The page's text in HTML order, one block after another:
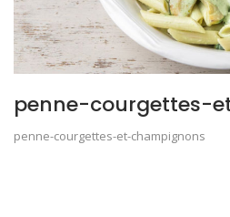
penne-courgettes-
penne-courgettes-et-champignons